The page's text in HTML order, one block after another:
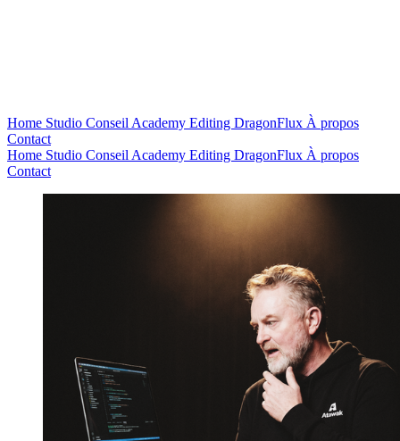
Home Studio Conseil Academy Editing DragonFlux À propos
Contact
Home Studio Conseil Academy Editing DragonFlux À propos
Contact